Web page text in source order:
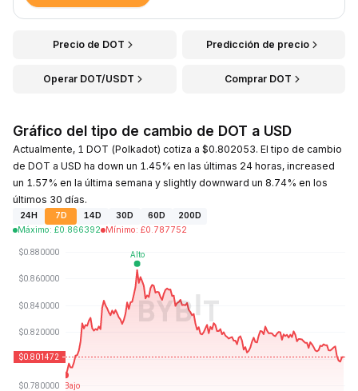
Precio de DOT Predicción de precio
Operar DOT/USDT Comprar DOT
Gráfico del tipo de cambio de DOT a USD
Actualmente, 1 DOT (Polkadot) cotiza a $0.802053. El tipo de cambio
de DOT a USD ha down un 1.45% en las últimas 24 horas, increased
un 1.57% en la última semana y slightly downward un 8.74% en los
últimos 30 días.
24H 7D 14D 30D 60D
200D
Máximo: £0.866392 Mínimo: £0.787752
Última actualización: 2026-08-10, 03:07 GMT+0